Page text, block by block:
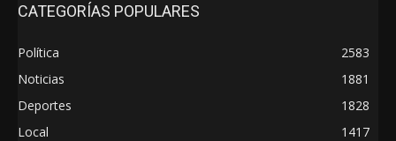
CATEGORÍAS POPULARES
Política
2583
Noticias
1881
Deportes
1828
Local
1417